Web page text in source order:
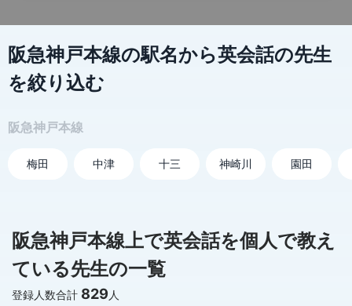
阪急神戸本線の駅名から英会話の先生
を絞り込む
阪急神戸本線
梅田 中津 十三 神崎川 園田
阪急神戸本線上で英会話を個人で教え
ている先生の一覧
登録人数合計 829 人